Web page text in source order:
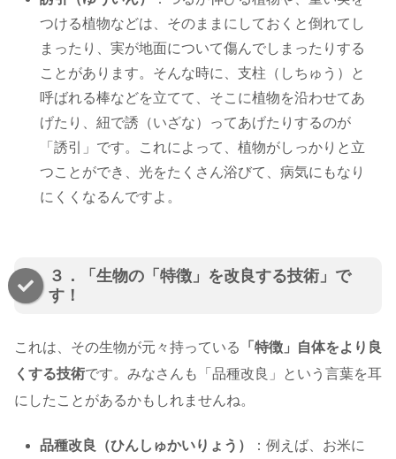
つける植物などは、そのままにしておくと倒れてし
まったり、実が地面について傷んでしまったりする
ことがあります。そんな時に、支柱（しちゅう）と
呼ばれる棒などを立てて、そこに植物を沿わせてあ
げたり、紐で誘（いざな）ってあげたりするのが
「誘引」です。これによって、植物がしっかりと立
つことができ、光をたくさん浴びて、病気にもなり
にくくなるんですよ。
３．「生物の「特徴」を改良する技術」で
す！
これは、その生物が元々持っている
「特徴」自体をより良
くする技術です。みなさんも「品種改良」という言葉を耳
にしたことがあるかもしれませんね。
品種改良（ひんしゅかいりょう）
：例えば、お米に